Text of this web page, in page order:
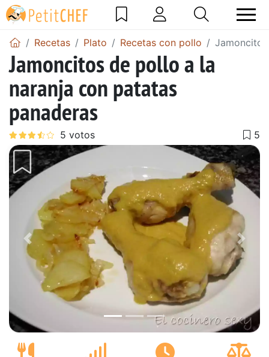
Recetas Plato Recetas con pollo
Jamoncitos de pollo a la
naranja con patatas
panaderas
Anterior